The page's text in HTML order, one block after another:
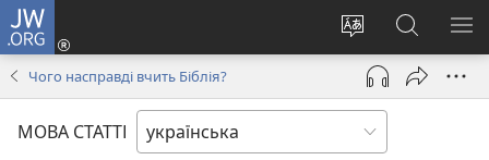
JW.ORG
Змінити
мову
сайту
Увійти
(відкривається
новому
вікні)
Пошук
на
сайті
Чого насправді вчить Біблія?
МОВА СТАТТІ